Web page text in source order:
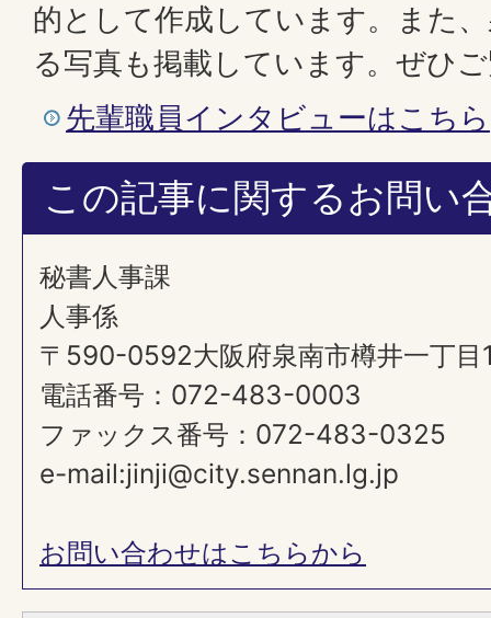
的として作成しています。また
る写真も掲載しています。ぜひ
先輩職員インタビューはこちら
この記事に関するお問い
秘書人事課
人事係
〒590-0592大阪府泉南市樽井一丁目
電話番号：072-483-0003
ファックス番号：072-483-0325
e-mail:jinji@city.sennan.lg.jp
お問い合わせはこちらから